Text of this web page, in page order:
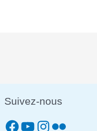
Suivez-nous